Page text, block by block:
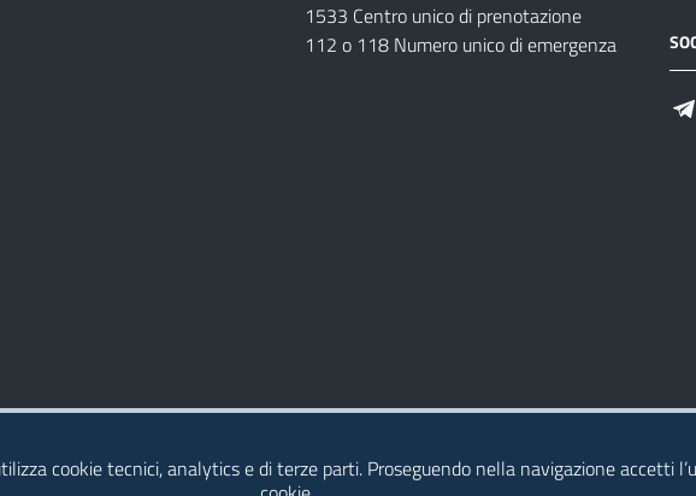
1533 Centro unico di prenotazione
112 o 118 Numero unico di emergenza
cookie tecnici, analytics e di terze parti. Proseguendo nella navigazione accetti